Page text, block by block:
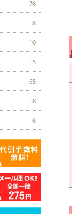
76
8
10
15
65
18
6